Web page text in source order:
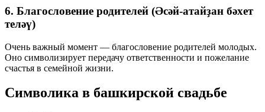
6. Благословение родителей (Әсәй-атайҙан бәхет
теләү)
Очень важный момент — благословение родителей молодых.
Оно символизирует передачу ответственности и пожелание
счастья в семейной жизни.
Символика в башкирской свадьбе